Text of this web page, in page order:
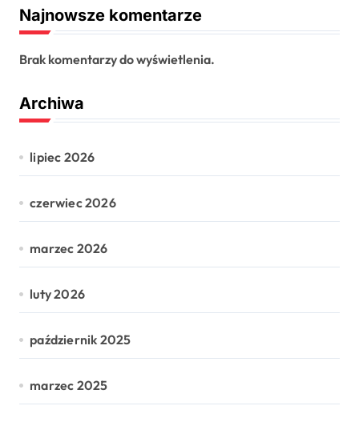
Najnowsze komentarze
Brak komentarzy do wyświetlenia.
Archiwa
lipiec 2026
czerwiec 2026
marzec 2026
luty 2026
październik 2025
marzec 2025